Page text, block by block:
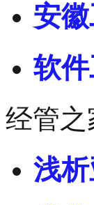
安
软
经管
浅